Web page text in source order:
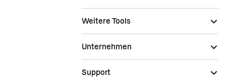
Weitere Tools
Unternehmen
Support